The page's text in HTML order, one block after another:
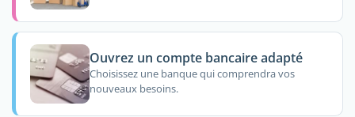
Ouvrez un compte bancaire adapté
Choisissez une banque qui comprendra vos
nouveaux besoins.